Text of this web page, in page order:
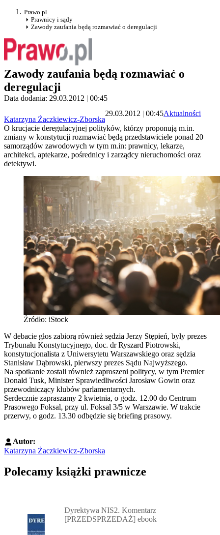
Prawo.pl
Prawnicy i sądy
Zawody zaufania będą rozmawiać o deregulacji
Zawody zaufania będą rozmawiać o
deregulacji
Data dodania: 29.03.2012 | 00:45
Katarzyna Żaczkiewicz-Zborska
29.03.2012 | 00:45Aktualności
O krucjacie deregulacyjnej polityków, którzy proponują m.in.
zmiany w konstytucji rozmawiać będą przedstawiciele ponad 20
samorządów zawodowych w tym m.in: prawnicy, lekarze,
architekci, aptekarze, pośrednicy i zarządcy nieruchomości oraz
detektywi.
Źródło: iStock
W debacie głos zabiorą również sędzia Jerzy Stępień, były prezes
Trybunału Konstytucyjnego, doc. dr Ryszard Piotrowski,
konstytucjonalista z Uniwersytetu Warszawskiego oraz sędzia
Stanisław Dąbrowski, pierwszy prezes Sądu Najwyższego.
Na spotkanie zostali również zaproszeni politycy, w tym Premier
Donald Tusk, Minister Sprawiedliwości Jarosław Gowin oraz
przewodniczący klubów parlamentarnych.
Serdecznie zapraszamy 2 kwietnia, o godz. 12.00 do Centrum
Prasowego Foksal, przy ul. Foksal 3/5 w Warszawie. W trakcie
przerwy, o godz. 13.30 odbędzie się briefing prasowy.
Autor:
Katarzyna Żaczkiewicz-Zborska
Polecamy książki prawnicze
Dyrektywa NIS2. Komentarz
[PRZEDSPRZEDAŻ] ebook